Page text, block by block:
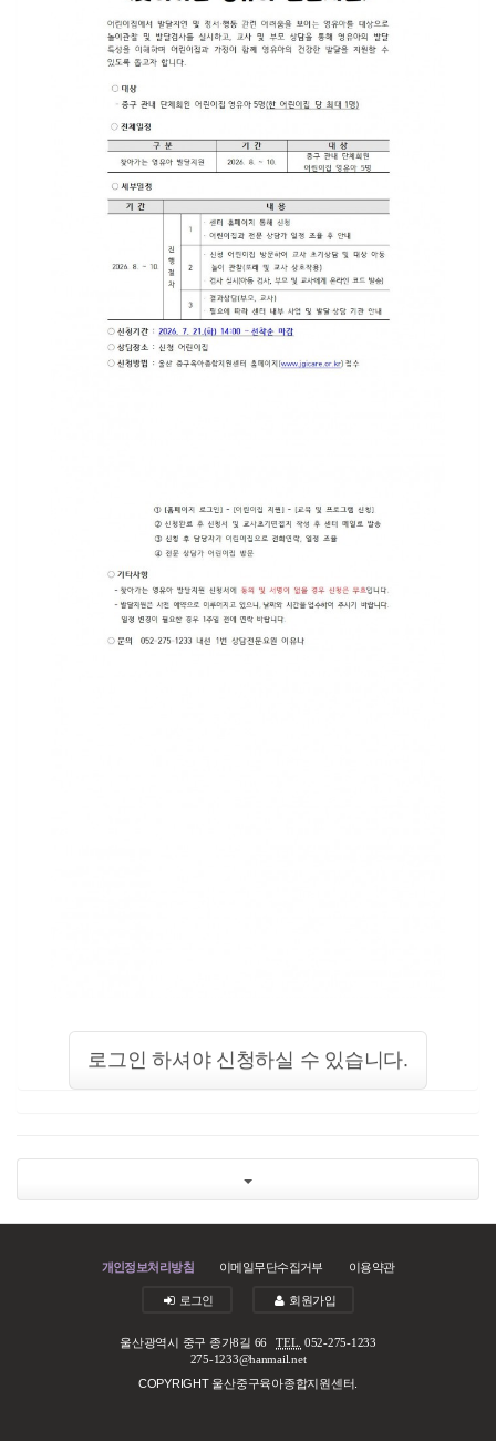
로그인 하셔야 신청하실 수 있습니다.
개인정보처리방침 이메일무단수집거부 이용약관
로그인 회원가입
울산광역시 중구 종가8길 66TEL. 052-275-1233
275-1233@hanmail.net
COPYRIGHT 울산중구육아종합지원센터.